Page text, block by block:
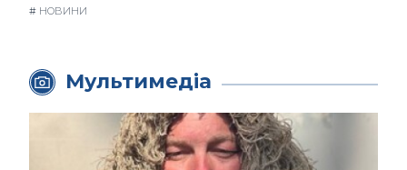
# НОВИНИ
Мультимедіа